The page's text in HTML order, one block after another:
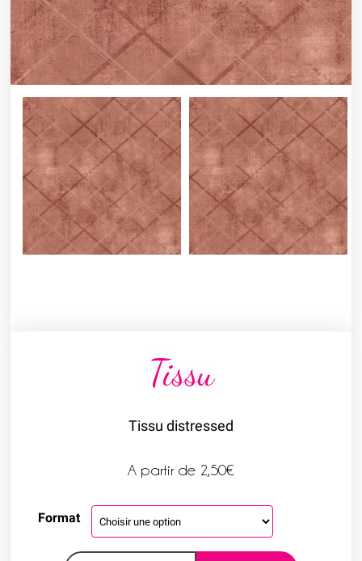
Tissu
Tissu distressed
A partir de 2,50€
Format